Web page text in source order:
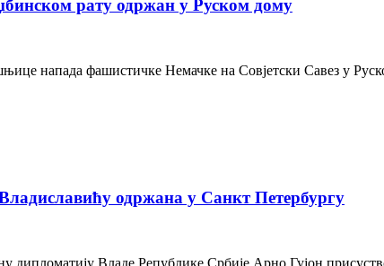
рату одржан у Руском дому
напада фашистичке Немачке на Совјетски Савез у
одржана у Санкт Петербургу